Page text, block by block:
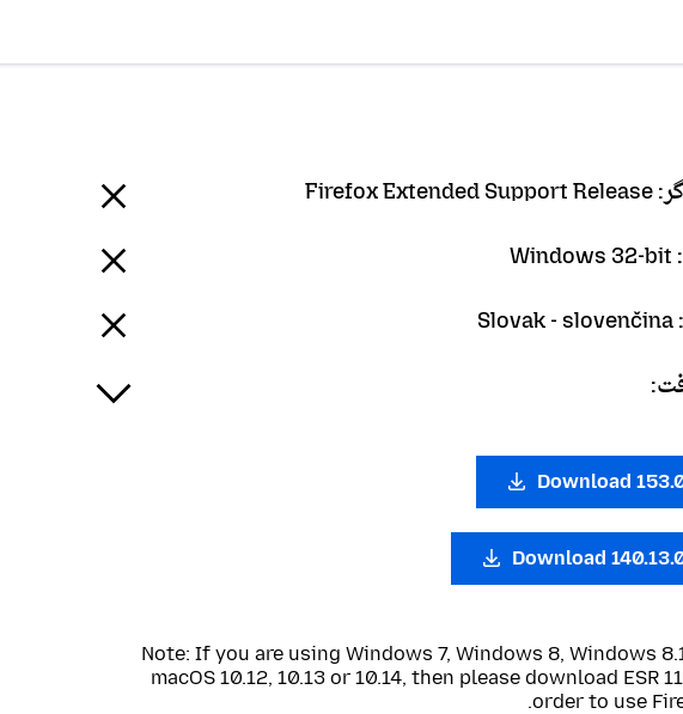
Firefox Extended Support Release
Windows 32-bit
Slovak - slovenčina
Download
Download
Note: If you are using Windows 7, Windows 8, Windows
macOS 10.12, 10.13 or 10.14, then please download ESR
order to use